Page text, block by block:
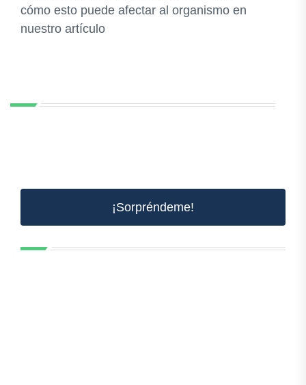
cómo esto puede afectar al organismo en
nuestro artículo
¡Sorpréndeme!